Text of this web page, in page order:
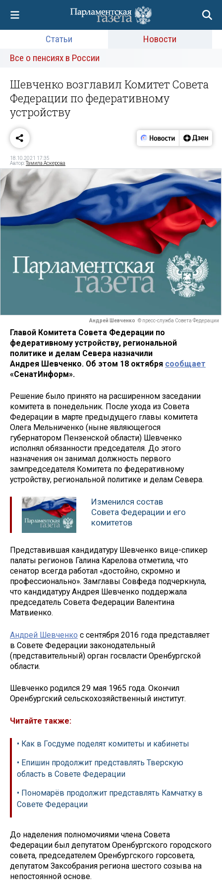
Статьи
Новости
Все о пенсиях в России
Шевченко возглавил Комитет Совета
Федерации по федеративному
устройству
18.10.2021 17:35
Автор:Тамила Аскерова
Андрей Шевченко © пресс-служба Совета Федерации
Главой Комитета Совета Федерации по
федеративному устройству, региональной
политике и делам Севера назначили
Андрея Шевченко. Об этом 18 октября сообщает
«СенатИнформ».
Решение было принято на расширенном заседании
комитета в понедельник. После ухода из Совета
Федерации в марте предыдущего главы комитета
Олега Мельниченко (ныне являющегося
губернатором Пензенской области) Шевченко
исполнял обязанности председателя. До этого
назначения он занимал должность первого
зампредседателя Комитета по федеративному
устройству, региональной политике и делам Севера.
Изменился состав
Совета Федерации и его
комитетов
Представившая кандидатуру Шевченко вице-спикер
палаты регионов Галина Карелова отметила, что
сенатор всегда работал «достойно, скромно и
профессионально». Замглавы Совфеда подчеркнула,
что кандидатуру Андрея Шевченко поддержала
председатель Совета Федерации Валентина
Матвиенко.
Андрей Шевченко с сентября 2016 года представляет
в Совете Федерации законодательный
(представительный) орган госвласти Оренбургской
области.
Шевченко родился 29 мая 1965 года. Окончил
Оренбургский сельскохозяйственный институт.
Читайте также:
• Как в Госдуме поделят комитеты и кабинеты
• Епишин продолжит представлять Тверскую
область в Совете Федерации
• Пономарёв продолжит представлять Камчатку в
Совете Федерации
До наделения полномочиями члена Совета
Федерации был депутатом Оренбургского городского
совета, председателем Оренбургского горсовета,
депутатом Заксобрания региона шестого созыва на
непостоянной основе.